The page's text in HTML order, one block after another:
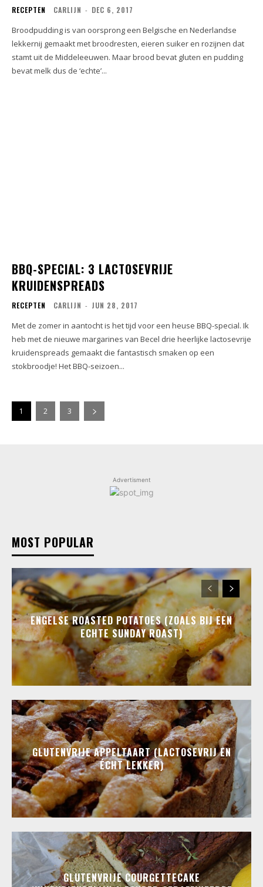
RECEPTEN CARLIJN - DEC 6, 2017
Broodpudding is van oorsprong een Belgische en Nederlandse
lekkernij gemaakt met broodresten, eieren suiker en rozijnen dat
stamt uit de Middeleeuwen. Maar brood bevat gluten en pudding
bevat melk dus de ‘echte’...
BBQ-SPECIAL: 3 LACTOSEVRIJE
KRUIDENSPREADS
RECEPTEN CARLIJN - JUN 28, 2017
Met de zomer in aantocht is het tijd voor een heuse BBQ-special. Ik
heb met de nieuwe margarines van Becel drie heerlijke lactosevrije
kruidenspreads gemaakt die fantastisch smaken op een
stokbroodje! Het BBQ-seizoen...
1 2 3
Advertisment
MOST POPULAR
ENGELSE ROASTED POTATOES (ZOALS BIJ EEN
ECHTE SUNDAY ROAST)
GLUTENVRIJE APPELTAART (LACTOSEVRIJ EN
ÉCHT LEKKER)
GLUTENVRIJE COURGETTECAKE